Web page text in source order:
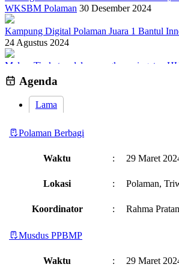
WKSBM Polaman 30 Desember 2024
Kampung Digital Polaman Juara 1 Bantul
24 Agustus 2024
Malam Tirakatan dalam rangka peringatan
Padukuhan polaman
Visi dan Misi 17 Maret 2024
Maret 2024
Tentang Dusun 17 Maret 2024
Usulan PPBMP 2025 Dusun Polaman 01
Menggali Potensi Alam: Tanaman Herbal
Buka Bersama P2A dan LPA Ar- Rahmah
Agenda
Lama
Polaman Berbagi
Waktu : 29 Maret
Lokasi : Polaman,
Koordinator : Rahma
Musdus PPBMP
Waktu : 29 Maret